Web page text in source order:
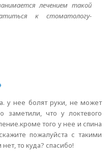
лечением такой
к стоматологу-
у нее болят руки, не может
заметили, что у локтевого
того у нее и спина
пожалуйста с такими
то куда? спасибо!